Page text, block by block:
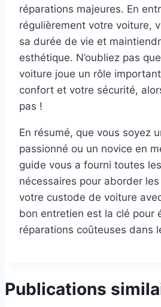
réparations majeures. En
régulièrement votre voiture,
sa durée de vie et
esthétique. N’oubliez pas
voiture joue un rôle
confort et votre sécurité,
pas !
En résumé, que vous soyez
passionné ou un novice en
guide vous a fourni toutes
nécessaires pour aborder
votre custode de voiture
bon entretien est la clé pour
réparations coûteuses dans
Publications